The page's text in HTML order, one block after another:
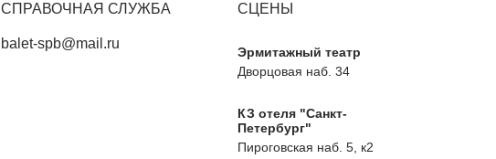
СПРАВОЧНАЯ СЛУЖБА
balet-spb@mail.ru
СЦЕНЫ
Эрмитажный театр
Дворцовая наб. 34
КЗ отеля "Санкт-
Петербург"
Пироговская наб. 5, к2